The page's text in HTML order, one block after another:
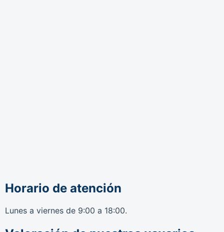
Horario de atención
Lunes a viernes de 9:00 a 18:00.